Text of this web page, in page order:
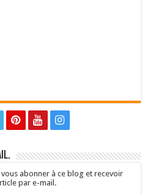
abonner à ce blog et recevoir
par e-mail.